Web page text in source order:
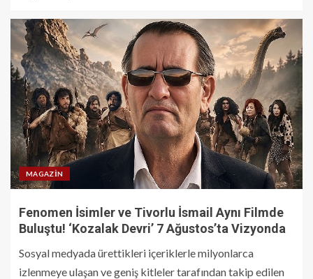
MAGAZIN
Fenomen İsimler ve Tivorlu İsmail Aynı Filmde
Buluştu! ‘Kozalak Devri’ 7 Ağustos’ta Vizyonda
Sosyal medyada ürettikleri içeriklerle milyonlarca
izlenmeye ulaşan ve geniş kitleler tarafından takip edilen